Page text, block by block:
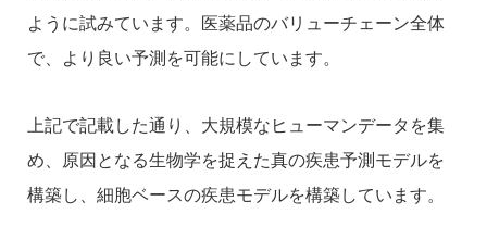
ように試みています。医薬品のバリューチェーン全体
で、より良い予測を可能にしています。
上記で記載した通り、大規模なヒューマンデータを集
め、原因となる生物学を捉えた真の疾患予測モデルを
構築し、細胞ベースの疾患モデルを構築しています。